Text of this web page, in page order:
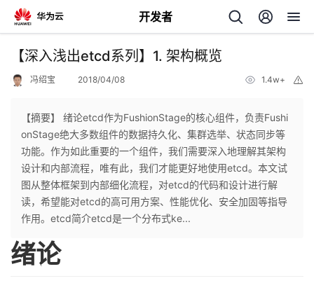
开发者
返
个
人
我
开
【深入浅出etcd系列】1. 架构概览
冯绍宝 2018/04/08 1.4w+
【摘要】 绪论etcd作为FushionStage的核心组件，负责Fushi
onStage绝大多数组件的数据持久化、集群选举、状态同步等
功能。作为如此重要的一个组件，我们需要深入地理解其架构
设计和内部流程，唯有此，我们才能更好地使用etcd。本文试
图从整体框架到内部细化流程，对etcd的代码和设计进行解
读，希望能对etcd的高可用方案、性能优化、安全加固等指导
作用。etcd简介etcd是一个分布式ke...
绪论